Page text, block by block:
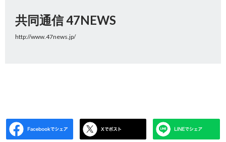
共同通信 47NEWS
http://www.47news.jp/